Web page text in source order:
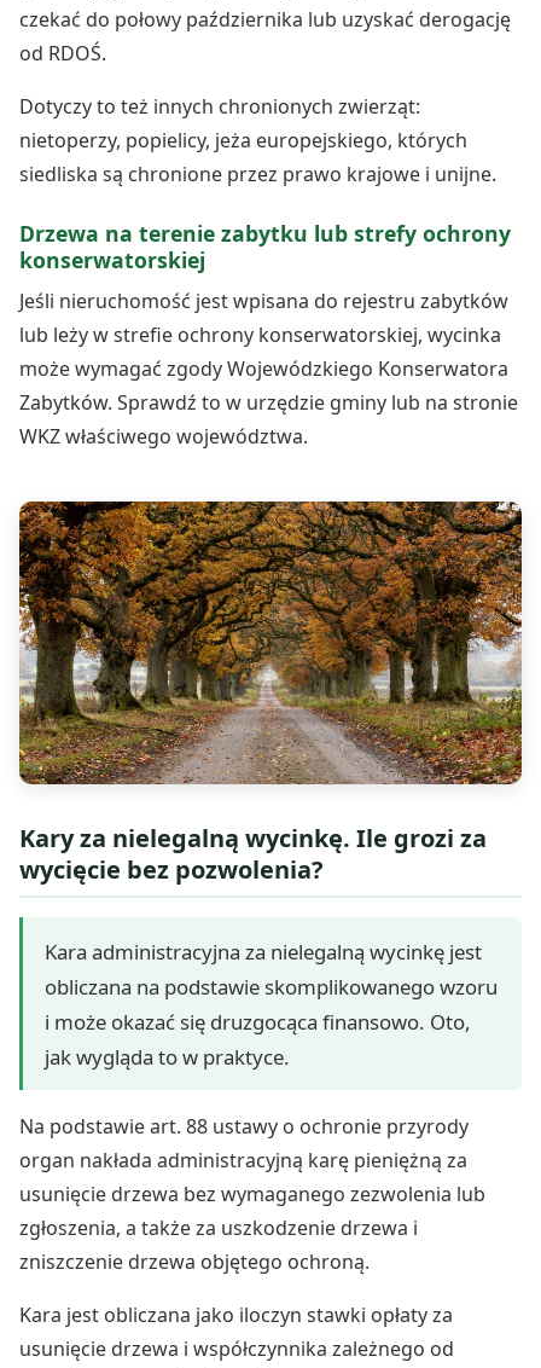
czekać do połowy października lub uzyskać derogację
od RDOŚ.
Dotyczy to też innych chronionych zwierząt:
nietoperzy, popielicy, jeża europejskiego, których
siedliska są chronione przez prawo krajowe i unijne.
Drzewa na terenie zabytku lub strefy ochrony
konserwatorskiej
Jeśli nieruchomość jest wpisana do rejestru zabytków
lub leży w strefie ochrony konserwatorskiej, wycinka
może wymagać zgody Wojewódzkiego Konserwatora
Zabytków. Sprawdź to w urzędzie gminy lub na stronie
WKZ właściwego województwa.
Kary za nielegalną wycinkę. Ile grozi za
wycięcie bez pozwolenia?
Kara administracyjna za nielegalną wycinkę jest
obliczana na podstawie skomplikowanego wzoru
i może okazać się druzgocąca finansowo. Oto,
jak wygląda to w praktyce.
Na podstawie art. 88 ustawy o ochronie przyrody
organ nakłada administracyjną karę pieniężną za
usunięcie drzewa bez wymaganego zezwolenia lub
zgłoszenia, a także za uszkodzenie drzewa i
zniszczenie drzewa objętego ochroną.
Kara jest obliczana jako iloczyn stawki opłaty za
usunięcie drzewa i współczynnika zależnego od